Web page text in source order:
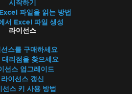
시작하기
파일을 읽는 방법
서 Excel 파일 생성
라이선스
스를 구매하세요
대리점을 찾으세요
선스 업그레이드
라이선스 갱신
선스 키 사용 방법